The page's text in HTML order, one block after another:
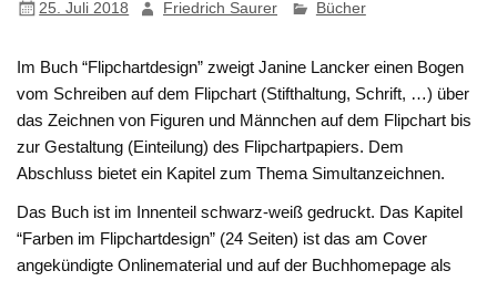
25. Juli 2018 Friedrich Saurer Bücher
Im Buch “Flipchartdesign” zweigt Janine Lancker einen Bogen
vom Schreiben auf dem Flipchart (Stifthaltung, Schrift, …) über
das Zeichnen von Figuren und Männchen auf dem Flipchart bis
zur Gestaltung (Einteilung) des Flipchartpapiers. Dem
Abschluss bietet ein Kapitel zum Thema Simultanzeichnen.
Das Buch ist im Innenteil schwarz-weiß gedruckt. Das Kapitel
“Farben im Flipchartdesign” (24 Seiten) ist das am Cover
angekündigte Onlinematerial und auf der Buchhomepage als